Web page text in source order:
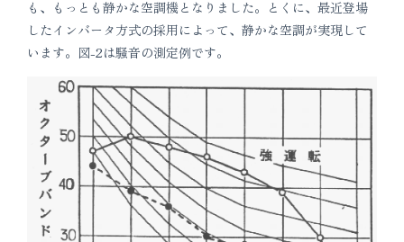
も、もっとも静かな空調機となりました。とくに、最近登場
したインバータ方式の採用によって、静かな空調が実現して
います。図-2は騒音の測定例です。